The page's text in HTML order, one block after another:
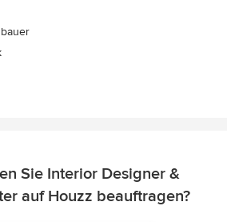
Sie Interior Designer &
auf Houzz beauftragen?